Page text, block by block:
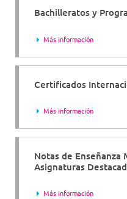
Bachilleratos y
Más información
Certificados
Más información
Notas de Enseñanza
Asignaturas
Más información